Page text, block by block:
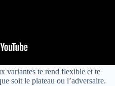
variantes te rend flexible et te
soit le plateau ou l’adversaire.